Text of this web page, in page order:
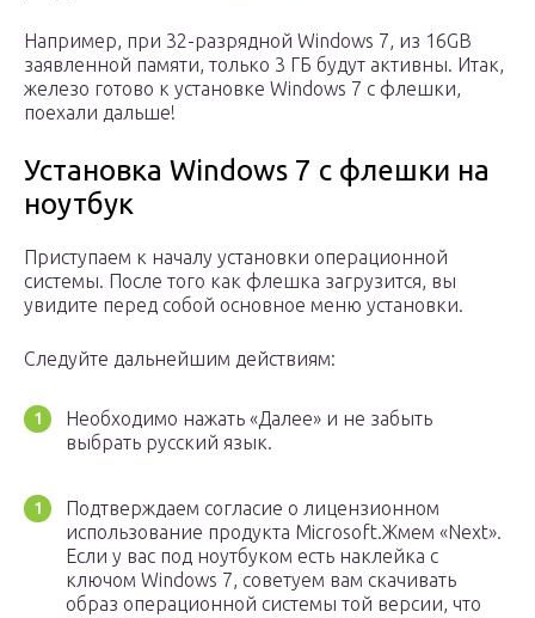
Например, при 32-разрядной Windows 7, из 16GB
заявленной памяти, только 3 ГБ будут активны. Итак,
железо готово к установке Windows 7 с флешки,
поехали дальше!
Установка Windows 7 c флешки на
ноутбук
Приступаем к началу установки операционной
системы. После того как флешка загрузится, вы
увидите перед собой основное меню установки.
Следуйте дальнейшим действиям:
Необходимо нажать «Далее» и не забыть
выбрать русский язык.
Подтверждаем согласие о лицензионном
использование продукта Microsoft.Жмем «Next».
Если у вас под ноутбуком есть наклейка с
ключом Windows 7, советуем вам скачивать
образ операционной системы той версии, что